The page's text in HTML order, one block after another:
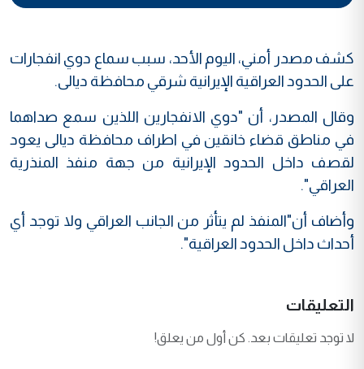
كشف مصدر أمني، اليوم الأحد، سبب سماع دوي انفجارات
على الحدود العراقية الإيرانية شرقي محافظة ديالى.
وقال المصدر، أن "دوي الانفجارين اللذين سمع صداهما
في مناطق قضاء خانقين في اطراف محافظة ديالى يعود
لقصف داخل الحدود الإيرانية من جهة منفذ المنذرية
العراقي".
وأضاف أن"المنفذ لم يتأثر من الجانب العراقي ولا توجد أي
أحداث داخل الحدود العراقية".
التعليقات
لا توجد تعليقات بعد. كن أول من يعلق!